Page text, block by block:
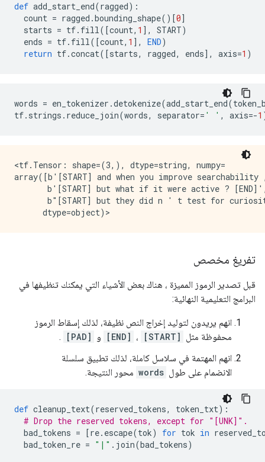
def add_start_end(ragged):
count = ragged .bounding_shape()[0]
starts = tf. fill([count, 1 ], START)
ends = tf. fill([count, 1 ], END)
return tf.concat([starts, ragged, ends], axis=1 )
words = en_tokenizer .detokenize(add_start_end(
tf. strings . reduce_join(words, separator= ' ' , axis=-1
<tf.Tensor: shape=(3,), dtype=string, numpy=
array([b'[START] and when you improve
b'[START] but what if it were active ?
b"[START] but they did n ' t test for
تفريغ مخصص
قبل تصدير الرموز المميزة ، هناك بعض الأشياء التي يمكنك تنظيفها في
البرامج التعليمية النهائية:
انهم يريدون لتوليد إخراج النص نظيفة، لذلك إسقاط الرموز
محفوظة مثل [START] ، [END] و [PAD]
.
انهم المهتمة في سلاسل كاملة، لذلك تطبيق سلسلة
الانضمام على طول words محور النتيجة.
def cleanup_text(reserved_tokens, token_txt):
# Drop the reserved tokens, except for "[UNK]".
bad_tokens = [re. escape(tok) for tok in
bad_token_re = "|" . join(bad_tokens)